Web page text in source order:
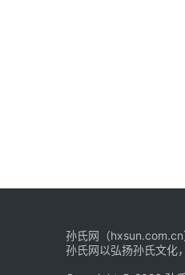
孙氏网（hxsun.com.cn
孙氏网以弘扬孙氏文化